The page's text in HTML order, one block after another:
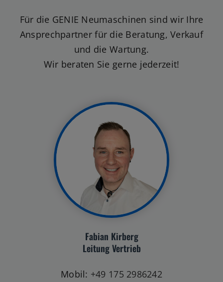
und die Wartung.
Wir beraten Sie gerne jederzeit!
Fabian Kirberg
Mobil:+49 175 2986242